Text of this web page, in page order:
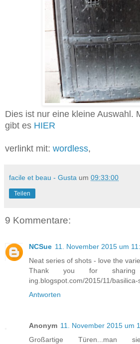
Dies ist nur eine kleine Auswahl.
gibt es HIER
verlinkt mit: wordless,
facile et beau - Gusta um 09:33:00
Teilen
9 Kommentare:
NCSue 11. November 2015 um
Neat series of shots - love the
Thank you for sharing
ing.blogspot.com/2015/11/
Antworten
Anonym 11. November 2015 um
Großartige Türen...man